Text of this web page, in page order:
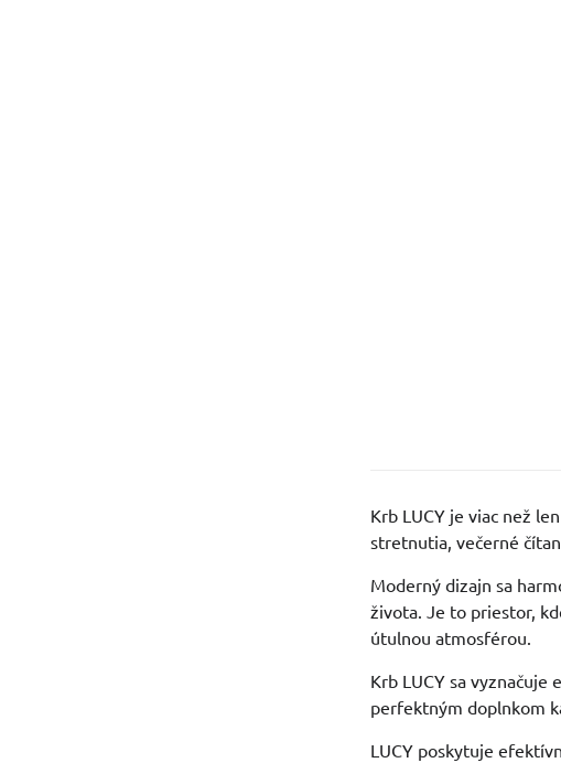
Krb LUCY je viac než
stretnutia, večerné
Moderný dizajn sa
života. Je to priestor,
útulnou atmosférou.
Krb LUCY sa
perfektným doplnkom
LUCY poskytuje